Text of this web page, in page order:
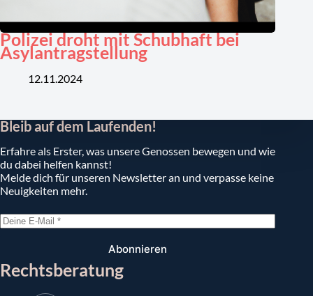
Polizei droht mit Schubhaft bei
Asylantragstellung
12.11.2024
Bleib auf dem Laufenden!
Erfahre als Erster, was unsere Genossen bewegen und wie
du dabei helfen kannst!
Melde dich für unseren Newsletter an und verpasse keine
Neuigkeiten mehr.
Abonnieren
Rechtsberatung